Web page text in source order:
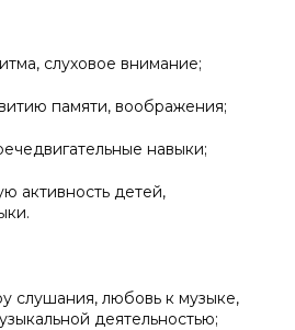
слуховое внимание;
памяти, воображения;
навыки;
активность детей,
слушания, любовь к музыке,
деятельностью;